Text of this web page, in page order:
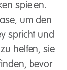
spielen.
um den
spricht und
helfen, sie
bevor